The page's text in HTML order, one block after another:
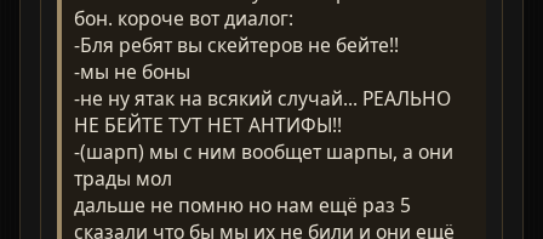
бон. короче вот диалог:
-Бля ребят вы скейтеров не бейте!!
-мы не боны
-не ну ятак на всякий случай... РЕАЛЬНО
НЕ БЕЙТЕ ТУТ НЕТ АНТИФЫ!!
-(шарп) мы с ним вообщет шарпы, а они
трады мол
дальше не помню но нам ещё раз 5
сказали что бы мы их не били и они ещё